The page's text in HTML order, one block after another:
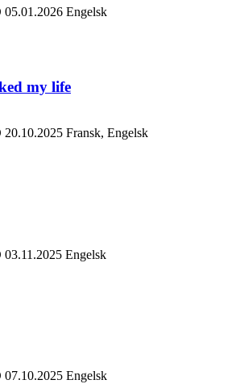
05.01.2026 Engelsk
my life
20.10.2025 Fransk, Engelsk
03.11.2025 Engelsk
07.10.2025 Engelsk